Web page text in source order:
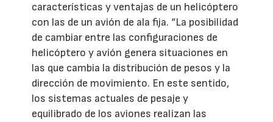
características y ventajas de un helicóptero
con las de un avión de ala fija. “La posibilidad
de cambiar entre las configuraciones de
helicóptero y avión genera situaciones en
las que cambia la distribución de pesos y la
dirección de movimiento. En este sentido,
los sistemas actuales de pesaje y
equilibrado de los aviones realizan las